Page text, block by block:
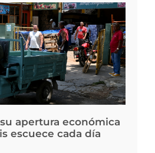
apertura económica
escuece cada día